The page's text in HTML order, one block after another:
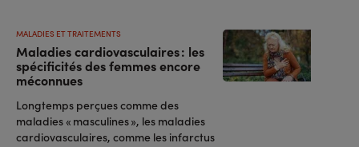
Maladies cardiovasculaires : les
spécificités des femmes encore
méconnues
MALADIES ET TRAITEMENTS
Longtemps perçues comme des
maladies « masculines », les maladies
cardiovasculaires, comme les infarctus